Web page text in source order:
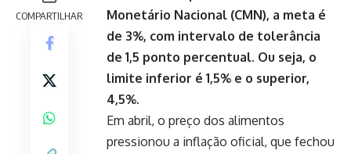
COMPARTILHAR
Monetário Nacional (CMN), a meta é
de 3%, com intervalo de tolerância
de 1,5 ponto percentual. Ou seja, o
limite inferior é 1,5% e o superior,
4,5%.
Em abril, o preço dos alimentos
pressionou a inflação oficial, que fechou